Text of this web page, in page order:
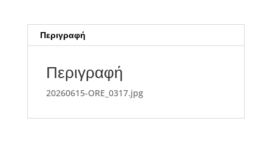
Περιγραφή
Περιγραφή
20260615-ORE_0317.jpg